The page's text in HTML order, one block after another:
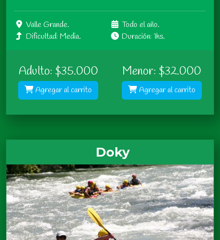
Valle Grande.
Todo el año.
Dificultad: Media.
Duración: 1hs.
Adulto: $35.000
Agregar al carrito
Menor: $32.000
Agregar al carrito
Doky